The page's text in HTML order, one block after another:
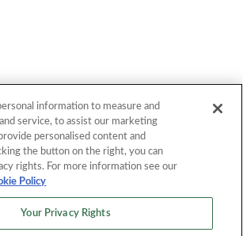
information to measure and
service, to assist our marketing
personalised content and
the button on the right, you can
rights. For more information see our
Policy
Your Privacy Rights